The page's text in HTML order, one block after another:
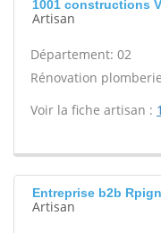
1001 constructions
Artisan
Département: 02
Rénovation
Voir la fiche artisan :
Entreprise b2b
Artisan